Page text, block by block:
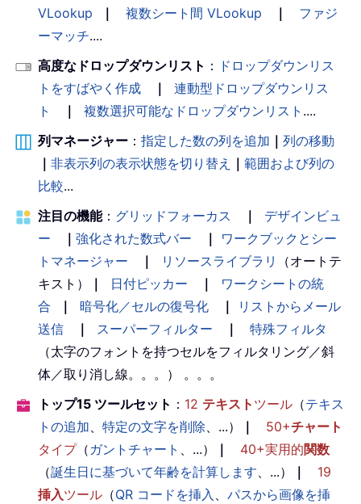
VLookup
｜ 複数シート間 VLookup ｜
ファジ
ーマッチ....
高度なドロップダウンリスト ： ドロップダウンリス
トをすばやく作成
｜
連動型ドロップダウンリス
ト
｜ 複数選択可能なドロップダウンリスト ....
列マネージャー ： 指定した数の列を追加 ｜ 列の移動
｜ 非表示列の表示状態を切り替え ｜ 範囲および列の
比較...
注目の機能： グリッドフォーカス ｜
デザインビュ
ー
｜ 強化された数式バー ｜
ワークブックとシー
トマネージャー
｜ リソースライブラリ
（オートテ
キスト）
｜ 日付ピッカー ｜
ワークシートの統
合
｜ 暗号化／セルの復号化 ｜
リストからメール
送信
｜ スーパーフィルター ｜
特殊フィルタ
（太字のフォントを持つセルをフィルタリング／斜
体／取り消し線。。。） 。。。
トップ15 ツールセット ： 12 テキスト ツール （テキス
トの追加、 特定の文字を削除、...） ｜ 50+チャート
タイプ（ ガントチャート 、...） ｜ 40+実用的関数
（誕生日に基づいて年齢を計算します、...） ｜
19
挿入ツール （QR コードを挿入 、 パスから画像を挿